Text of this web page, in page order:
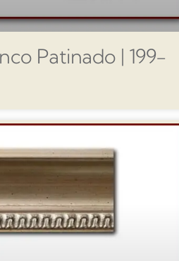
Patinado | 199-